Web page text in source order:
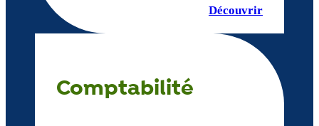
Découvrir
Comptabilité